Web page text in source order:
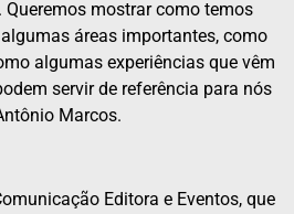
mostrar como temos
áreas importantes, como
algumas experiências que vêm
servir de referência para nós
Marcos.
Editora e Eventos, que